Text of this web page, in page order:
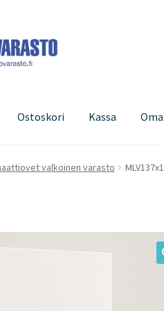
Ostoskori Kassa
Kassa Oma tilini
valkoinen varasto